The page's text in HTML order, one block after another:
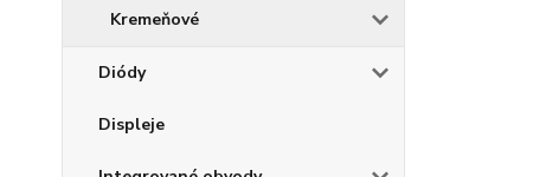
Kremeňové
Diódy
Displeje